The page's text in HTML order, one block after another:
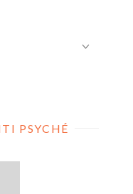
PSYCHÉ